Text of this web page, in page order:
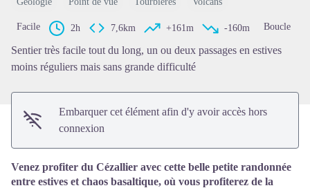
Voir l'image en plein écran
Facile 2h 7,6km +161m -160m Boucle
Sentier très facile tout du long, un ou deux passages en estives
moins réguliers mais sans grande difficulté
Embarquer cet élément afin d'y avoir accès hors
connexion
Venez profiter du Cézallier avec cette belle petite randonnée
entre estives et chaos basaltique, où vous profiterez de la